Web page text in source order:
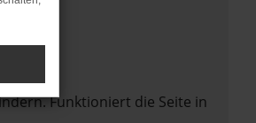
Funktioniert die Seite in